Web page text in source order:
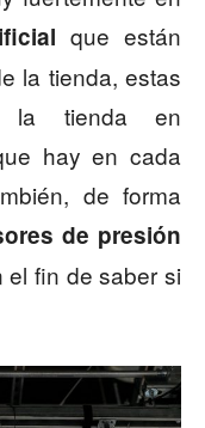
que están
la tienda, estas
la tienda en
hay en cada
de forma
de presión
el fin de saber si